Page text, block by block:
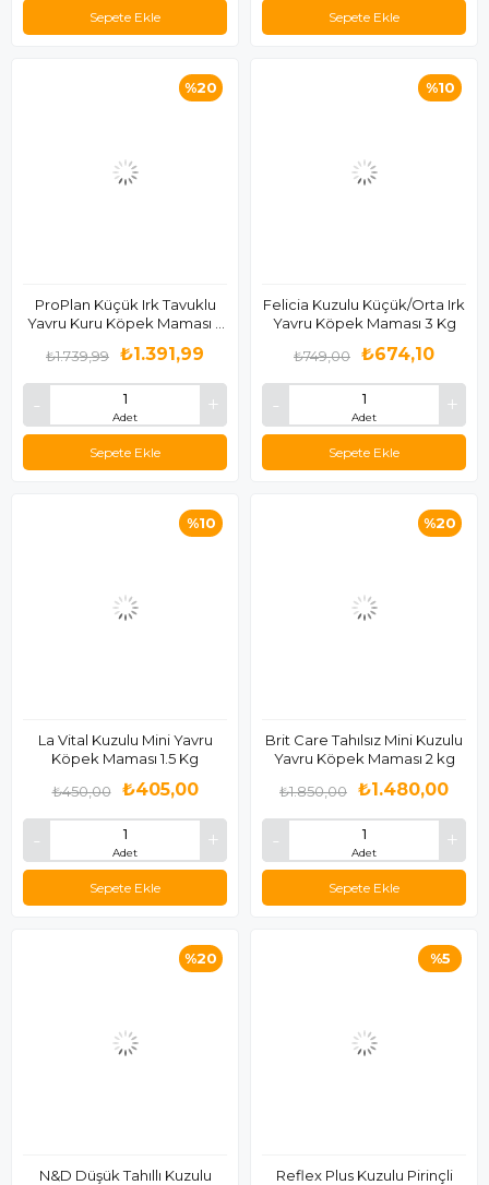
Sepete Ekle Sepete Ekle
ProPlan Küçük Irk Tavuklu
Yavru Kuru Köpek Maması 3
Adet
₺1.391,99
₺1.739,99
Sepete Ekle
%20
Felicia Kuzulu Küçük/Orta Irk
Yavru Köpek Maması 3 Kg
Adet
₺674,10
₺749,00
Sepete Ekle
%10
La Vital Kuzulu Mini Yavru
Köpek Maması 1.5 Kg
Adet
₺405,00
₺450,00
Sepete Ekle
%10
Brit Care Tahılsız Mini Kuzulu
Yavru Köpek Maması 2 kg
Adet
₺1.480,00
₺1.850,00
Sepete Ekle
%20
N&D Düşük Tahıllı Kuzulu
%20
Reflex Plus Kuzulu Pirinçli
%5